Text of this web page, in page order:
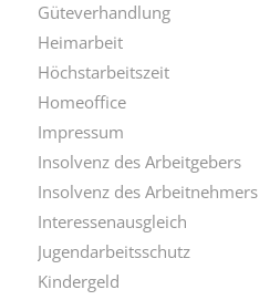
Güteverhandlung
Heimarbeit
Höchstarbeitszeit
Homeoffice
Impressum
Insolvenz des Arbeitgebers
Insolvenz des Arbeitnehmers
Interessenausgleich
Jugendarbeitsschutz
Kindergeld